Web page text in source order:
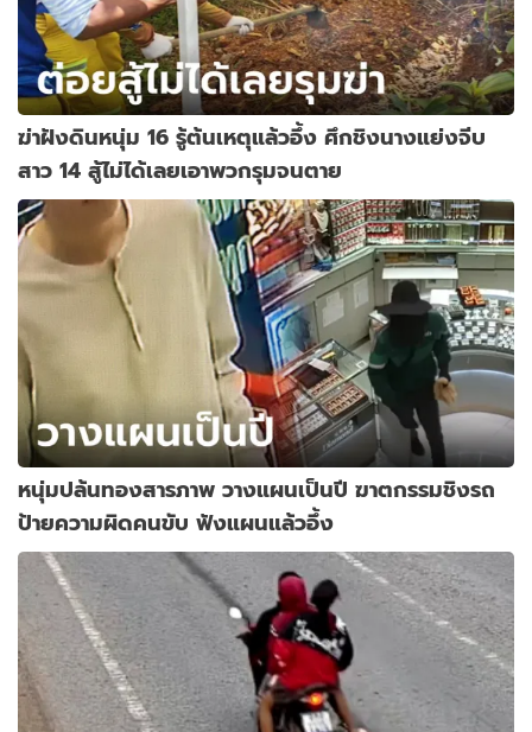
ฆ่าฝังดินหนุ่ม 16 รู้ต้นเหตุแล้วอึ้ง ศึกชิงนางแย่งจีบ
สาว 14 สู้ไม่ได้เลยเอาพวกรุมจนตาย
หนุ่มปล้นทองสารภาพ วางแผนเป็นปี ฆาตกรรมชิงรถ
ป้ายความผิดคนขับ ฟังแผนแล้วอึ้ง